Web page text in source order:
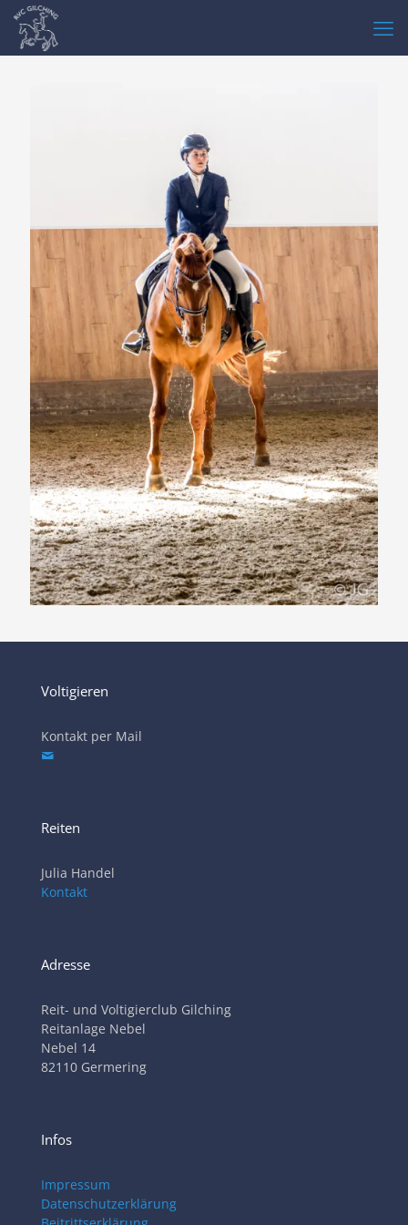
Voltigieren
Kontakt per Mail
Reiten
Julia Handel
Kontakt
Adresse
Reit- und Voltigierclub Gilching
Reitanlage Nebel
Nebel 14
82110 Germering
Infos
Impressum
Datenschutzerklärung